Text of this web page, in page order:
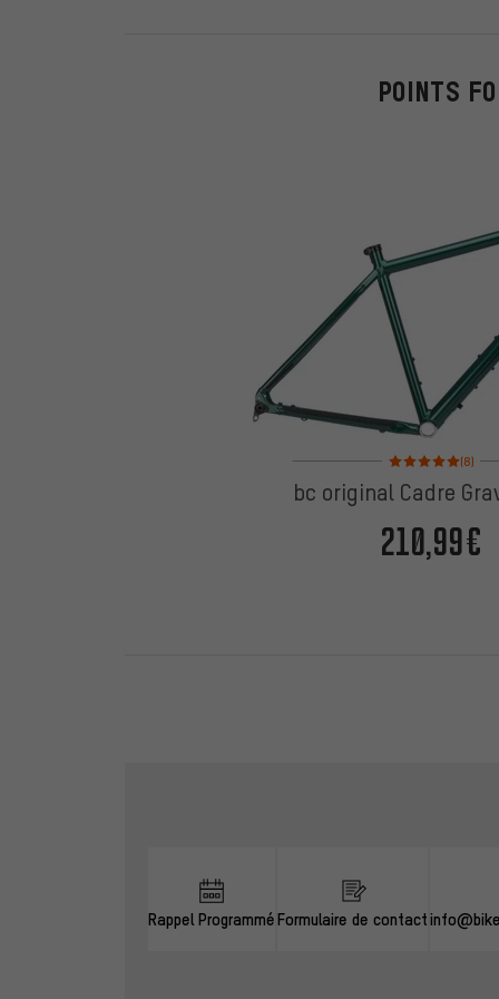
POINTS
Note moyenne : 5
(8)
bc original Cadre
210,99€
Rappel ProgramméFormulaire de contact